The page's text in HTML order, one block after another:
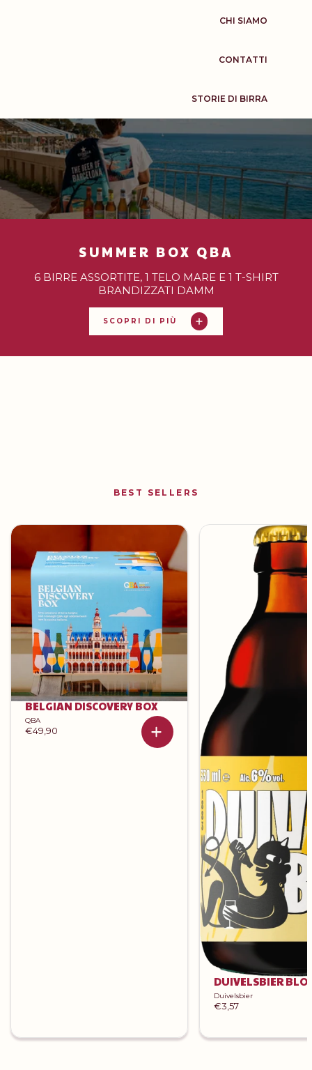
CHI SIAMO
CONTATTI
STORIE DI BIRRA
SUMMER BOX QBA
6 BIRRE ASSORTITE, 1 TELO MARE E 1 T-SHIRT
BRANDIZZATI DAMM
SCOPRI DI PIÙ
BEST SELLERS
BELGIAN DISCOVERY BOX
QBA
€49,90
DUIVELSBIER
Duivelsbier
€3,57